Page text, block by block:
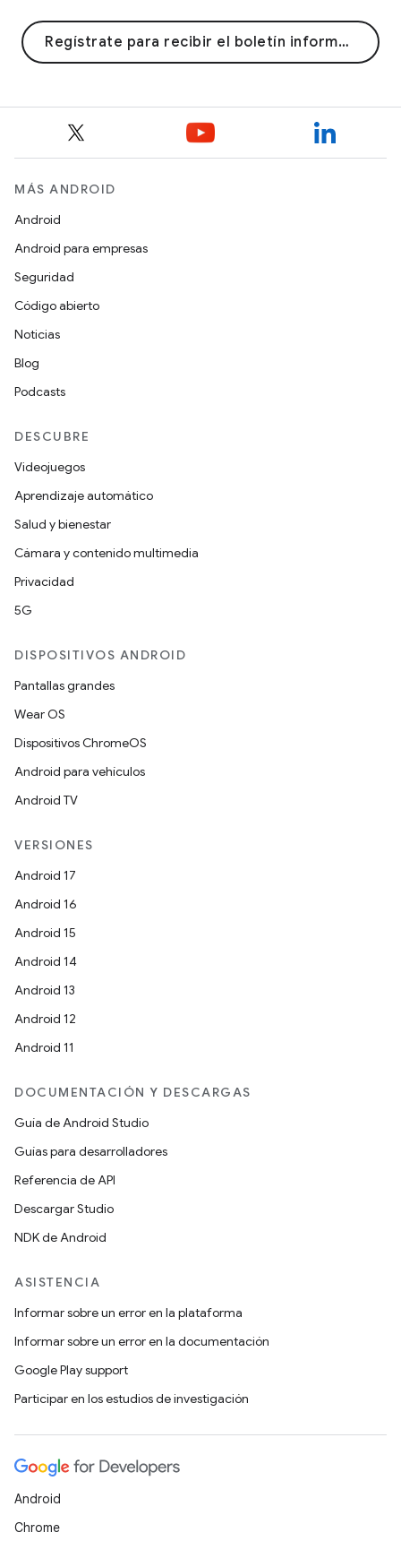
Regístrate para recibir el boletín informativo
MÁS ANDROID
Android
Android para empresas
Seguridad
Código abierto
Noticias
Blog
Podcasts
DESCUBRE
Videojuegos
Aprendizaje automático
Salud y bienestar
Cámara y contenido multimedia
Privacidad
5G
DISPOSITIVOS ANDROID
Pantallas grandes
Wear OS
Dispositivos ChromeOS
Android para vehículos
Android TV
VERSIONES
Android 17
Android 16
Android 15
Android 14
Android 13
Android 12
Android 11
DOCUMENTACIÓN Y DESCARGAS
Guía de Android Studio
Guías para desarrolladores
Referencia de API
Descargar Studio
NDK de Android
ASISTENCIA
Informar sobre un error en la plataforma
Informar sobre un error en la documentación
Google Play support
Participar en los estudios de investigación
Android
Chrome